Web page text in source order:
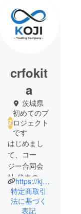
crfokit
a
茨城県
初めてのプ
ロジェクト
です
はじめまし
て、コー
ジー合同会
社 代表の沖
田です。
1987年生ま
れ、茨城県
https://kj-imp.com/
特定商取引
法に基づく
表記